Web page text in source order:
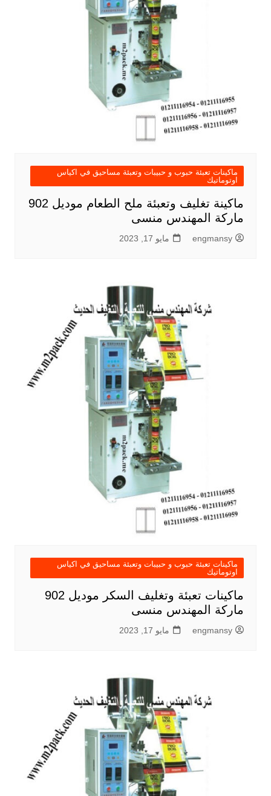
ماكينات تعبئة حبوب و حبيبات وتعبئة مساحيق في اكياس
اوتوماتيك
ماكينة تغليف وتعبئة ملح الطعام موديل 902
ماركة المهندس منسى
engmansy مايو 17, 2023
ماكينات تعبئة حبوب و حبيبات وتعبئة مساحيق في اكياس
اوتوماتيك
ماكينات تعبئة وتغليف السكر موديل 902
ماركة المهندس منسى
engmansy مايو 17, 2023